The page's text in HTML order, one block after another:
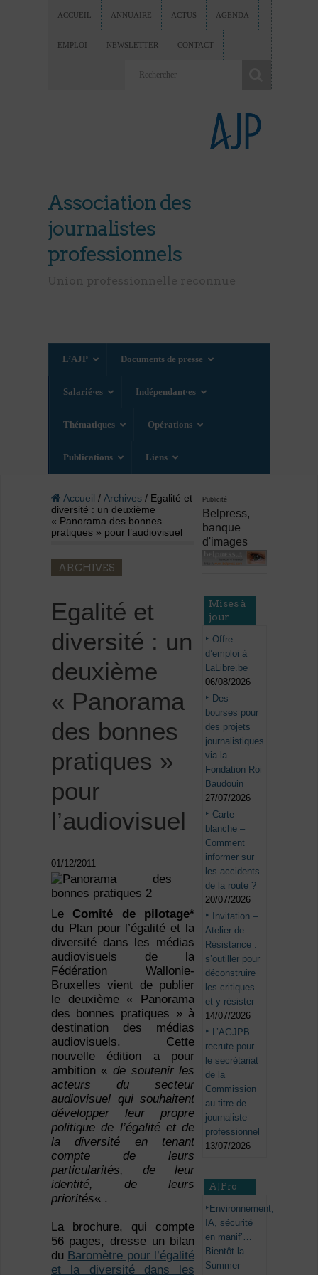
ACCUEIL ANNUAIRE ACTUS AGENDA
EMPLOI NEWSLETTER CONTACT
Association des
journalistes
professionnels
L’AJP Documents de presse
Salarié·es Indépendant·es
Thématiques Opérations
Publications Liens
Accueil / Archives/ Egalité et
diversité : un deuxième
« Panorama des bonnes
pratiques » pour l’audiovisuel
ARCHIVES
Egalité et
diversité : un
deuxième
« Panorama
des bonnes
pratiques »
pour
l’audiovisuel
01/12/2011
Le Comité de pilotage*
du Plan pour l’égalité et la
diversité dans les médias
audiovisuels de la
Fédération Wallonie-
Bruxelles vient de publier
le deuxième « Panorama
des bonnes pratiques » à
destination des médias
audiovisuels. Cette
nouvelle édition a pour
ambition «de soutenir les
acteurs du secteur
audiovisuel qui souhaitent
développer leur propre
politique de l’égalité et de
la diversité en tenant
compte de leurs
particularités, de leur
identité, de leurs
priorités« .
La brochure, qui compte
56 pages, dresse un bilan
du Baromètre pour l’égalité
et la diversité dans les
Publicité
Belpress,
banque
d'images
Mises à
jour
Offre
d’emploi à
LaLibre.be
06/08/2026
Des
bourses pour
des projets
journalistiques
via la
Fondation Roi
Baudouin
27/07/2026
Carte
blanche –
Comment
informer sur
les accidents
de la route ?
20/07/2026
Invitation –
Atelier de
Résistance :
s’outiller pour
déconstruire
les critiques
et y résister
14/07/2026
L’AGJPB
recrute pour
le secrétariat
de la
Commission
au titre de
journaliste
professionnel
13/07/2026
AJPro
Environnement,
IA, sécurité
en manif’…
Bientôt la
Summer